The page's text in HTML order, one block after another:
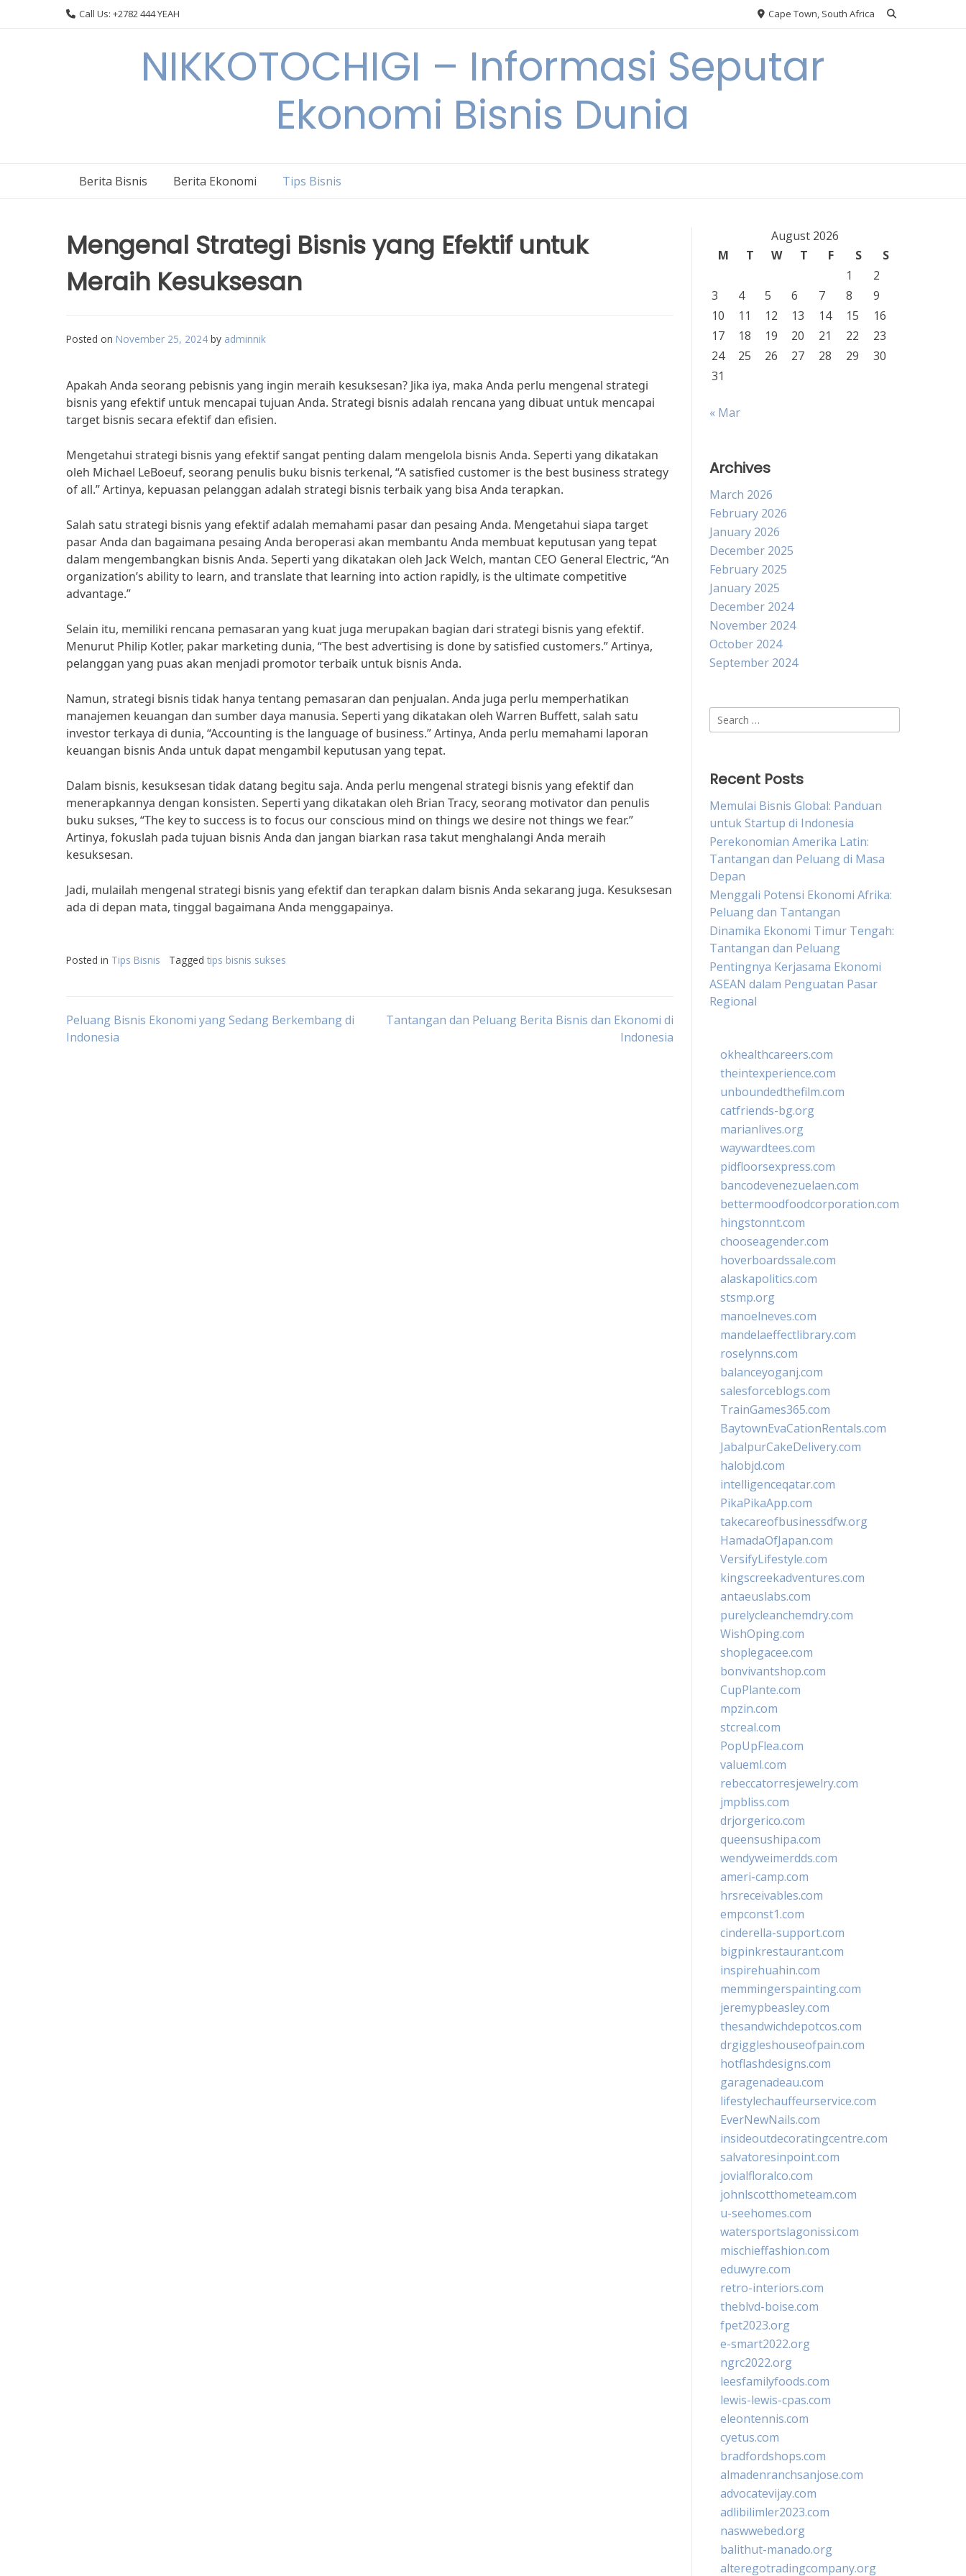
Call Us: +2782 444 YEAH Cape Town, South Africa
NIKKOTOCHIGI – Informasi Seputar
Ekonomi Bisnis Dunia
Berita Bisnis Berita Ekonomi Tips Bisnis
Mengenal Strategi Bisnis yang Efektif untuk
Meraih Kesuksesan
Posted on November 25, 2024 by adminnik
Apakah Anda seorang pebisnis yang ingin meraih kesuksesan? Jika iya, maka Anda perlu mengenal strategi
bisnis yang efektif untuk mencapai tujuan Anda. Strategi bisnis adalah rencana yang dibuat untuk mencapai
target bisnis secara efektif dan efisien.
Mengetahui strategi bisnis yang efektif sangat penting dalam mengelola bisnis Anda. Seperti yang dikatakan
oleh Michael LeBoeuf, seorang penulis buku bisnis terkenal, “A satisfied customer is the best business strategy
of all.” Artinya, kepuasan pelanggan adalah strategi bisnis terbaik yang bisa Anda terapkan.
Salah satu strategi bisnis yang efektif adalah memahami pasar dan pesaing Anda. Mengetahui siapa target
pasar Anda dan bagaimana pesaing Anda beroperasi akan membantu Anda membuat keputusan yang tepat
dalam mengembangkan bisnis Anda. Seperti yang dikatakan oleh Jack Welch, mantan CEO General Electric, “An
organization’s ability to learn, and translate that learning into action rapidly, is the ultimate competitive
advantage.”
Selain itu, memiliki rencana pemasaran yang kuat juga merupakan bagian dari strategi bisnis yang efektif.
Menurut Philip Kotler, pakar marketing dunia, “The best advertising is done by satisfied customers.” Artinya,
pelanggan yang puas akan menjadi promotor terbaik untuk bisnis Anda.
Namun, strategi bisnis tidak hanya tentang pemasaran dan penjualan. Anda juga perlu memperhatikan
manajemen keuangan dan sumber daya manusia. Seperti yang dikatakan oleh Warren Buffett, salah satu
investor terkaya di dunia, “Accounting is the language of business.” Artinya, Anda perlu memahami laporan
keuangan bisnis Anda untuk dapat mengambil keputusan yang tepat.
Dalam bisnis, kesuksesan tidak datang begitu saja. Anda perlu mengenal strategi bisnis yang efektif dan
menerapkannya dengan konsisten. Seperti yang dikatakan oleh Brian Tracy, seorang motivator dan penulis
buku sukses, “The key to success is to focus our conscious mind on things we desire not things we fear.”
Artinya, fokuslah pada tujuan bisnis Anda dan jangan biarkan rasa takut menghalangi Anda meraih
kesuksesan.
Jadi, mulailah mengenal strategi bisnis yang efektif dan terapkan dalam bisnis Anda sekarang juga. Kesuksesan
ada di depan mata, tinggal bagaimana Anda menggapainya.
Posted in Tips Bisnis Tagged tips bisnis sukses
Post
Peluang Bisnis Ekonomi yang Sedang Berkembang di
Indonesia
Tantangan dan Peluang Berita Bisnis dan Ekonomi di
Indonesia
August 2026
M
T W T F S
S
1
2
3
4 5 6 7 8
9
10
11 12 13 14 15
16
17
18 19 20 21 22
23
24
25 26 27 28 29
30
31
« Mar
Archives
March 2026
February 2026
January 2026
December 2025
February 2025
January 2025
December 2024
November 2024
October 2024
September 2024
Search
for:
Recent Posts
Memulai Bisnis Global: Panduan
untuk Startup di Indonesia
Perekonomian Amerika Latin:
Tantangan dan Peluang di Masa
Depan
Menggali Potensi Ekonomi Afrika:
Peluang dan Tantangan
Dinamika Ekonomi Timur Tengah:
Tantangan dan Peluang
Pentingnya Kerjasama Ekonomi
ASEAN dalam Penguatan Pasar
Regional
okhealthcareers.com
theintexperience.com
unboundedthefilm.com
catfriends-bg.org
marianlives.org
waywardtees.com
pidfloorsexpress.com
bancodevenezuelaen.com
bettermoodfoodcorporation.com
hingstonnt.com
chooseagender.com
hoverboardssale.com
alaskapolitics.com
stsmp.org
manoelneves.com
mandelaeffectlibrary.com
roselynns.com
balanceyoganj.com
salesforceblogs.com
TrainGames365.com
BaytownEvaCationRentals.com
JabalpurCakeDelivery.com
halobjd.com
intelligenceqatar.com
PikaPikaApp.com
takecareofbusinessdfw.org
HamadaOfJapan.com
VersifyLifestyle.com
kingscreekadventures.com
antaeuslabs.com
purelycleanchemdry.com
WishOping.com
shoplegacee.com
bonvivantshop.com
CupPlante.com
mpzin.com
stcreal.com
PopUpFlea.com
valueml.com
rebeccatorresjewelry.com
jmpbliss.com
drjorgerico.com
queensushipa.com
wendyweimerdds.com
ameri-camp.com
hrsreceivables.com
empconst1.com
cinderella-support.com
bigpinkrestaurant.com
inspirehuahin.com
memmingerspainting.com
jeremypbeasley.com
thesandwichdepotcos.com
drgiggleshouseofpain.com
hotflashdesigns.com
garagenadeau.com
lifestylechauffeurservice.com
EverNewNails.com
insideoutdecoratingcentre.com
salvatoresinpoint.com
jovialfloralco.com
johnlscotthometeam.com
u-seehomes.com
watersportslagonissi.com
mischieffashion.com
eduwyre.com
retro-interiors.com
theblvd-boise.com
fpet2023.org
e-smart2022.org
ngrc2022.org
leesfamilyfoods.com
lewis-lewis-cpas.com
eleontennis.com
cyetus.com
bradfordshops.com
almadenranchsanjose.com
advocatevijay.com
adlibilimler2023.com
naswwebed.org
balithut-manado.org
alteregotradingcompany.org